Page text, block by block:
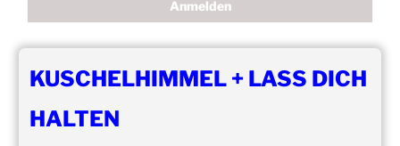
KUSCHELHIMMEL + LASS DICH
HALTEN